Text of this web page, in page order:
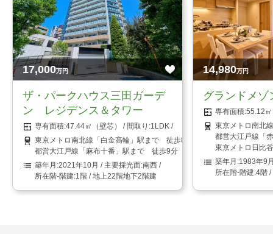
17,000万円
ザ・パークハウス三田ガーデ
ン レジデンス＆タワー
47.44㎡（壁芯）
1LDK
東京メトロ南北線「白金高輪」駅まで 徒歩8分
都営大江戸線「麻布十番」駅まで 徒歩9分
2021年10月
南西
1階 / 地上22階地下2階建
14,980万円
グランドメゾ
55.12
東京メトロ南北
都営大江戸線「
東京メトロ日比
1983年9
4階 /